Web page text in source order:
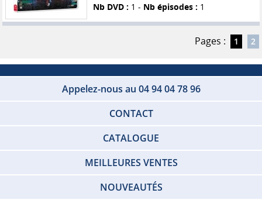
Nb DVD : 1 - Nb épisodes : 1
Pages : 1 2
Appelez-nous au 04 94 04 78 96
CONTACT
CATALOGUE
MEILLEURES VENTES
NOUVEAUTÉS